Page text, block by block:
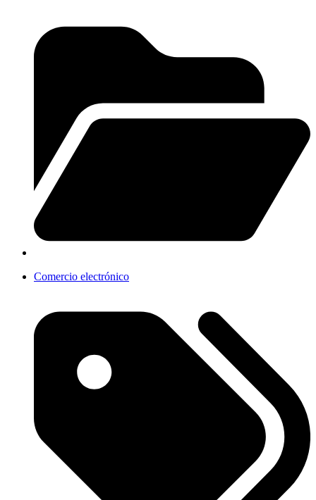
Comercio electrónico